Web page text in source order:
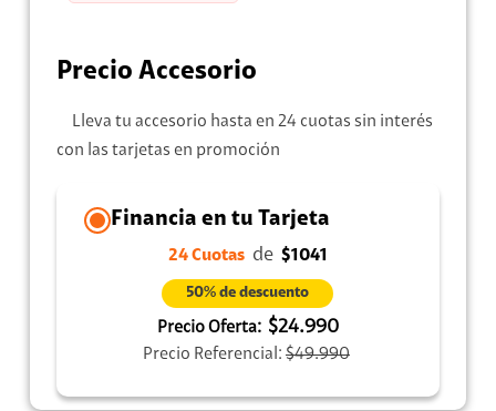
Precio Accesorio
Lleva tu accesorio hasta en 24 cuotas sin interés
con las tarjetas en promoción
Financia en tu Tarjeta
24 Cuotas de $1041
50% de descuento
Precio Oferta: $24.990
Precio Referencial: $49.990